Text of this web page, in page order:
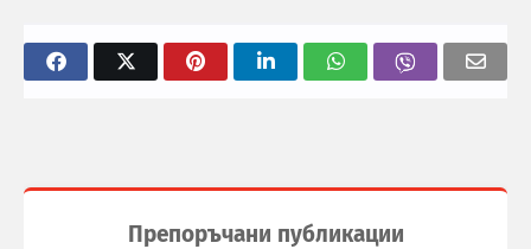
Препоръчани публикации